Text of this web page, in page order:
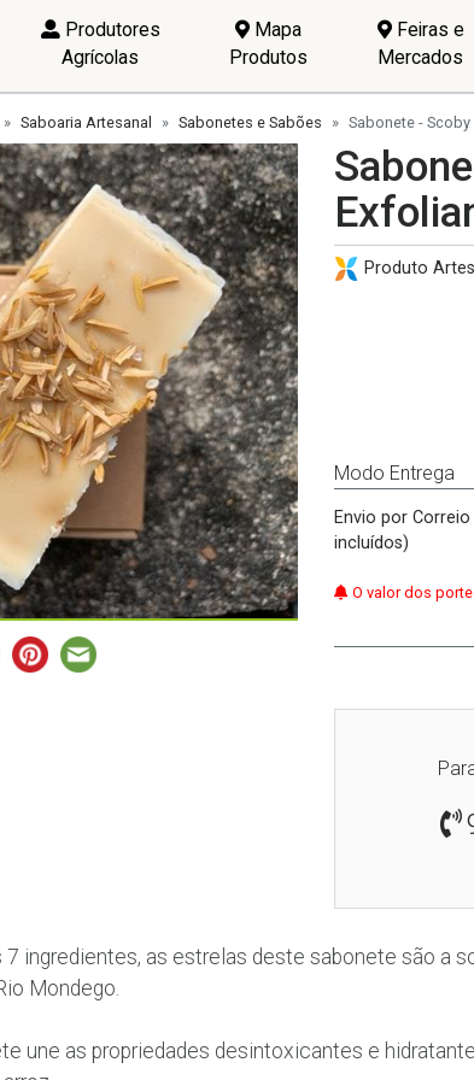
Produtores
Agrícolas
Mapa
Produtos
Feiras e
Mercados
Saboaria Artesanal Sabonetes e Sabões Sabonete -
Produto
Modo Entrega
Envio por
incluídos)
O valor dos
7 ingredientes, as estrelas deste sabonete são a
Mondego.
une as propriedades desintoxicantes e